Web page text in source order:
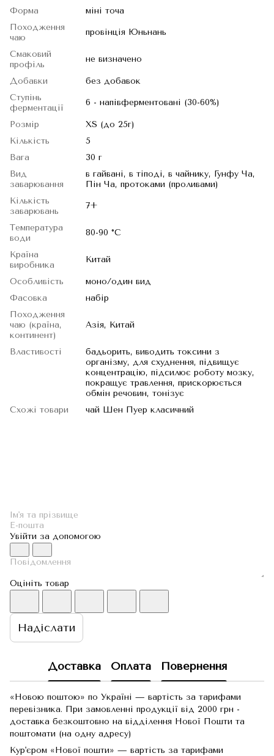
Форма
міні точа
Походження
чаю
провінція Юньнань
Смаковий
профіль
не визначено
Добавки
без добавок
Ступінь
ферментації
6 - напівферментовані (30-60%)
Розмір
XS (до 25г)
Кількість
5
Вага
30 г
Вид
заварювання
в гайвані, в тіподі, в чайнику, Гунфу Ча,
Пін Ча, протоками (проливами)
Кількість
заварювань
7+
Температура
води
80-90 °C
Країна
виробника
Китай
Особливість
моно/один вид
Фасовка
набір
Походження
чаю (країна,
континент)
Азія, Китай
Властивості
бадьорить, виводить токсини з
організму, для схуднення, підвищує
концентрацію, підсилює роботу мозку,
покращує травлення, прискорюється
обмін речовин, тонізує
Схожі товари
чай Шен Пуер класичний
Увійти за допомогою
Оцініть товар
Надіслати
Доставка Оплата Повернення
«Новою поштою» по Україні — вартість за тарифами
перевізника. При замовленні продукції від 2000 грн -
доставка безкоштовно на відділення Нової Пошти та
поштомати (на одну адресу)
Кур'єром «Нової пошти» — вартість за тарифами